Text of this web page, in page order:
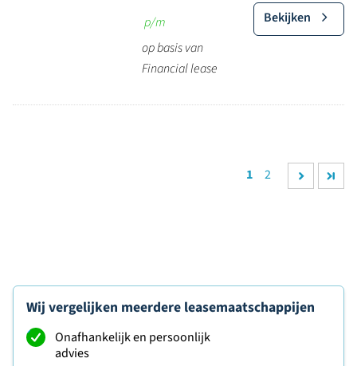
p/m
op basis van
Financial lease
Bekijken
1 2
Wij vergelijken meerdere leasemaatschappijen
Onafhankelijk en persoonlijk
advies